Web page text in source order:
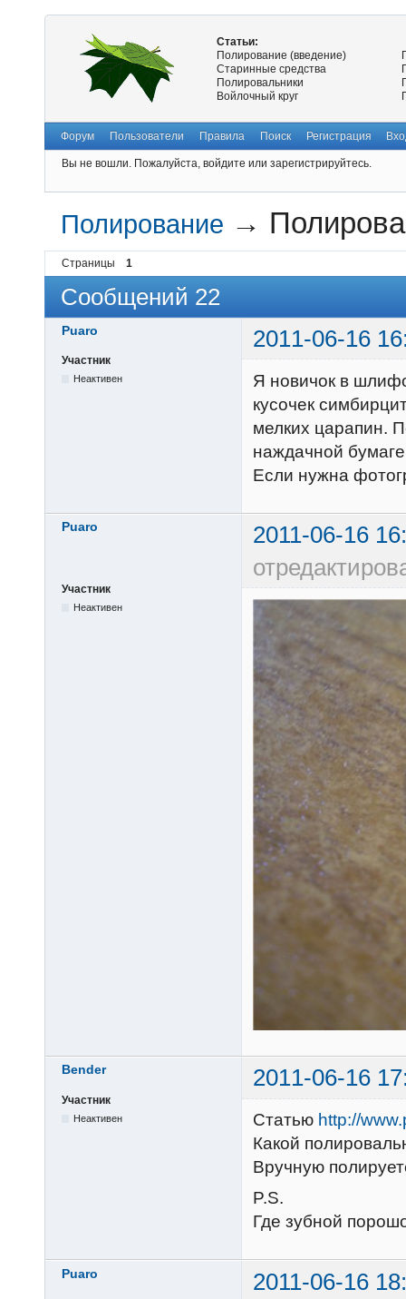
Статьи:
Полирование (введение)
Старинные средства
Полировальники
Войлочный круг
Форум Пользователи Правила Поиск Регистрация
Вы не вошли. Пожалуйста, войдите или зарегистрируйтесь.
Полирование →
Страницы 1
Сообщений 22
Puaro 2011-06-16
Участник
Неактивен
Я новичок в
кусочек
мелких царапин.
наждачной
Если нужна
Puaro
2011-06-16
Участник
Неактивен
Bender 2011-06-16
Участник
Неактивен Статью http://
Какой
Вручную
P.S.
Где зубной
Puaro
2011-06-16